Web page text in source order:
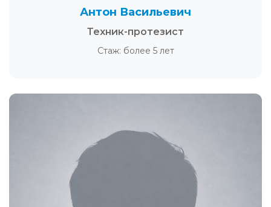
Антон Васильевич
Техник-протезист
Стаж: более 5 лет